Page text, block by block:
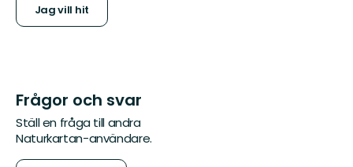
Jag vill hit
Frågor och svar
Ställ en fråga till andra
Naturkartan-användare.